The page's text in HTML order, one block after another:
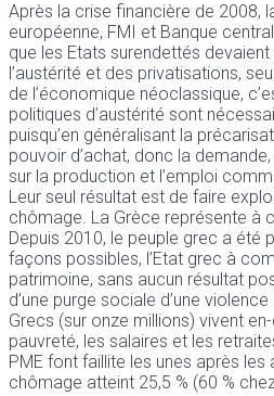
Après la crise financière de 2008,
européenne, FMI et Banque
que les Etats surendettés
l’austérité et des privatisations,
de l’économique néoclassique,
politiques d’austérité sont
puisqu’en généralisant la
pouvoir d’achat, donc la
sur la production et l’emploi
Leur seul résultat est de faire
chômage. La Grèce représente à
Depuis 2010, le peuple grec a été
façons possibles, l’Etat grec à
patrimoine, sans aucun résultat
d’une purge sociale d’une
Grecs (sur onze millions) vivent
pauvreté, les salaires et les
PME font faillite les unes après les
chômage atteint 25,5 % (60 %